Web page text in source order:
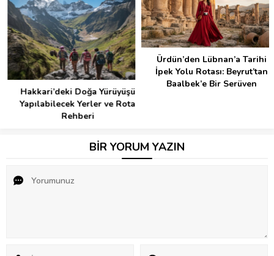
Hakkari’deki Doğa Yürüyüşü
Yapılabilecek Yerler ve Rota
Rehberi
Ürdün’den Lübnan’a Tarihi
İpek Yolu Rotası: Beyrut’tan
Baalbek’e Bir Serüven
BİR YORUM YAZIN